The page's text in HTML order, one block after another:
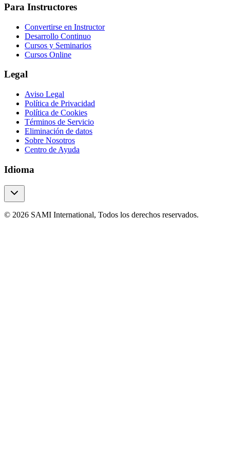
Para Instructores
Convertirse en Instructor
Desarrollo Continuo
Cursos y Seminarios
Cursos Online
Legal
Aviso Legal
Política de Privacidad
Política de Cookies
Términos de Servicio
Eliminación de datos
Sobre Nosotros
Centro de Ayuda
Idioma
© 2026 SAMI International, Todos los derechos reservados.